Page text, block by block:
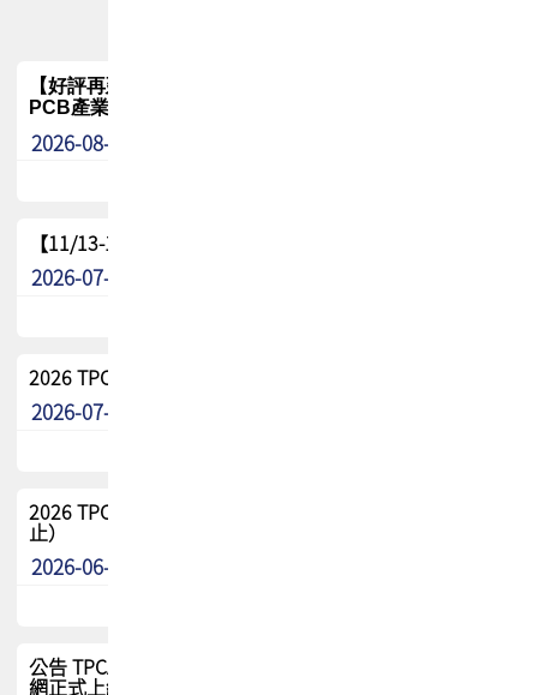
【好評再延長】PCB GPT 全面開放體驗延長到8月!!
PCB產業專屬 AI 知識平台
2026-08-04
【11/13-15】2026 TPCA 百岳登頂_南橫三星
2026-07-22
2026 TPCA中南區會員問卷暨7/31交流餐敘報名
2026-07-08
2026 TPCA健康盃保齡球聯誼賽 熱烈報名中（8/3報名截
止）
2026-06-29
公告 TPCA 台灣電路板協會官網將迎來新面貌，7/1 新官
網正式上線！